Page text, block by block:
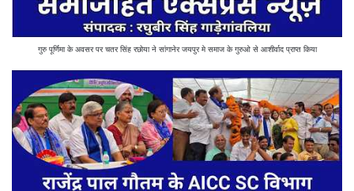
गुरु पूर्णिमा के अवसर पर चतर सिंह रछोया ने सांगानेर जयपुर मे समाज के गुरुओ से आशीर्वाद प्राप्त किया